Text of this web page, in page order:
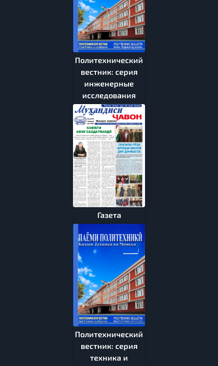
Политехнический
вестник: серия
инженерные
исследования
Газета
Политехнический
вестник: серия
техника и